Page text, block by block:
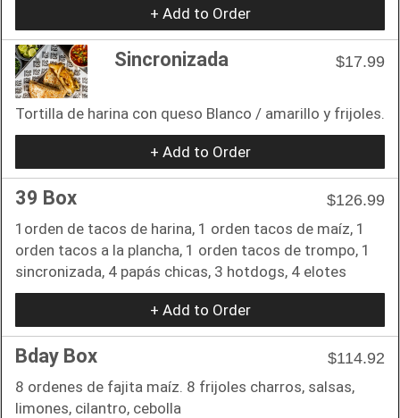
+ Add to Order
Sincronizada $17.99
Tortilla de harina con queso Blanco / amarillo y frijoles.
+ Add to Order
39 Box
$126.99
1orden de tacos de harina, 1 orden tacos de maíz, 1
orden tacos a la plancha, 1 orden tacos de trompo, 1
sincronizada, 4 papás chicas, 3 hotdogs, 4 elotes
+ Add to Order
Bday Box
$114.92
8 ordenes de fajita maíz. 8 frijoles charros, salsas,
limones, cilantro, cebolla